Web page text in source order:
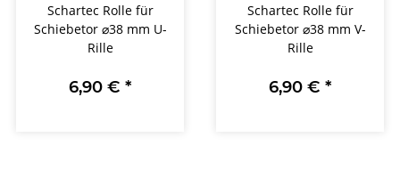
Schartec Rolle für
Schiebetor ⌀38 mm U-
Rille
6,90 € *
Schartec Rolle für
Schiebetor ⌀38 mm V-
Rille
6,90 € *